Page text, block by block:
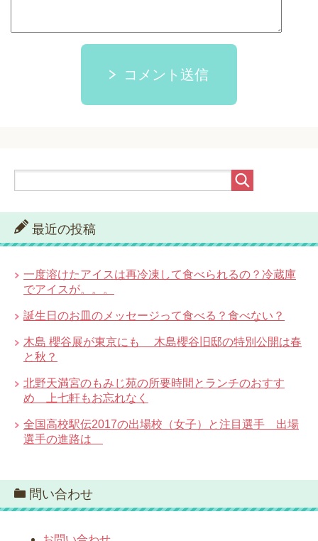
コメント送信
最近の投稿
一度溶けたアイスは再冷凍して食べられるの？冷蔵庫
でアイスが。。。
誕生日のお皿のメッセージって食べる？食べない？
木島 櫻谷展が東京にも 木島櫻谷旧邸の特別公開は春
と秋？
北野天満宮のもみじ苑の所要時間とランチのおすす
め 上七軒もお忘れなく
全国高校駅伝2017の出場校（女子）と注目選手 出場
選手の進路は
問い合わせ